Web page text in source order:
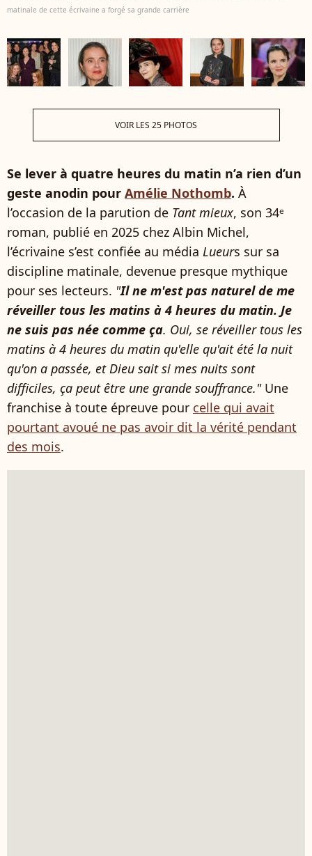
matinale de cette écrivaine a forgé sa grande carrière
VOIR LES 25 PHOTOS
Se lever à quatre heures du matin n’a rien d’un
geste anodin pour Amélie Nothomb. À
l’occasion de la parution de Tant mieux, son 34ᵉ
roman, publié en 2025 chez Albin Michel,
l’écrivaine s’est confiée au média Lueurs sur sa
discipline matinale, devenue presque mythique
pour ses lecteurs. "Il ne m'est pas naturel de me
réveiller tous les matins à 4 heures du matin. Je
ne suis pas née comme ça. Oui, se réveiller tous les
matins à 4 heures du matin qu'elle qu'ait été la nuit
qu'on a passée, et Dieu sait si mes nuits sont
difficiles, ça peut être une grande souffrance."Une
franchise à toute épreuve pour celle qui avait
pourtant avoué ne pas avoir dit la vérité pendant
des mois.